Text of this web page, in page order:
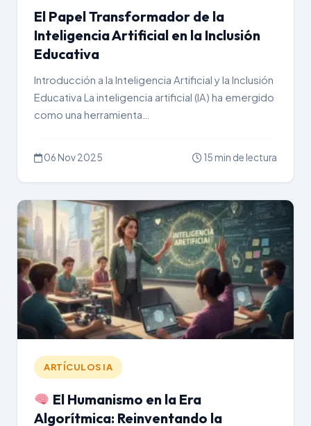
El Papel Transformador de la
Inteligencia Artificial en la Inclusión
Educativa
Introducción a la Inteligencia Artificial y la Inclusión
Educativa La inteligencia artificial (IA) ha emergido
como una herramienta…
06 Nov 2025 15 min de lectura
ARTÍCULOS IA
El Humanismo en la Era
Algorítmica: Reinventando la